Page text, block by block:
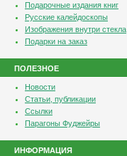
Подарочные издания книг
Русские калейдоскопы
Изображения внутри стекла
Подарки на заказ
ПОЛЕЗНОЕ
Новости
Статьи, публикации
Ссылки
Парагоны Фуджейры
ИНФОРМАЦИЯ